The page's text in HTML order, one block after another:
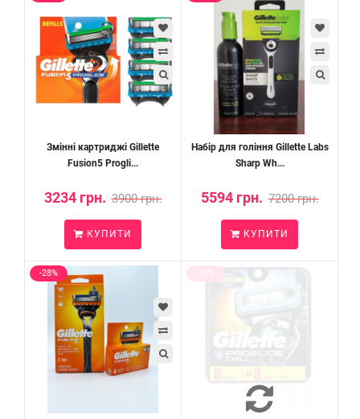
Змінні картриджі Gillette
Fusion5 Progli...
3234 грн. 3900 грн.
КУПИТИ
Набір для гоління Gillette Labs
Sharp Wh...
5594 грн. 7200 грн.
КУПИТИ
-28%